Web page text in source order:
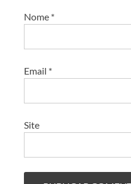
Nome *
Email *
Site